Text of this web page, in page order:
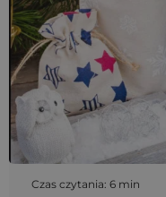
Czas czytania: 6 min